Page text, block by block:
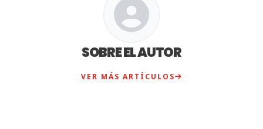
SOBRE EL AUTOR
VER MÁS ARTÍCULOS